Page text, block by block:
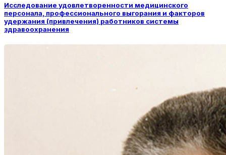
Исследование удовлетворенности медицинского
персонала, профессионального выгорания и факторов
удержания (привлечения) работников системы
здравоохранения